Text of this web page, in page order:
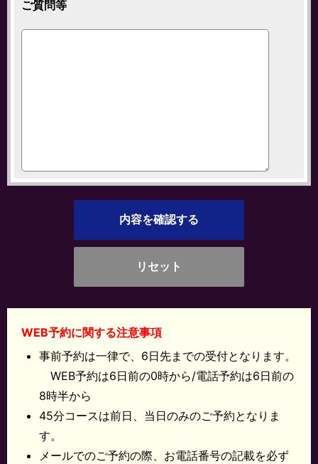
ご質問等
WEB予約に関する注意事項
事前予約は一律で、6日先までの受付となります。
WEB予約は6日前の0時から/電話予約は6日前の
8時半から
45分コースは前日、当日のみのご予約となりま
す。
メールでのご予約の際、お電話番号の記載を必ず